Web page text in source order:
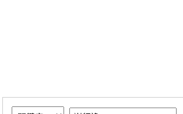
繪圖藝廊